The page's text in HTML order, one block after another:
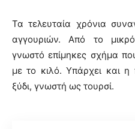
Τα τελευταία χρόνια
αγγουριών. Από το
γνωστό επίμηκες σχήμα
με το κιλό. Υπάρχει και η
ξύδι, γνωστή ως τουρσί.